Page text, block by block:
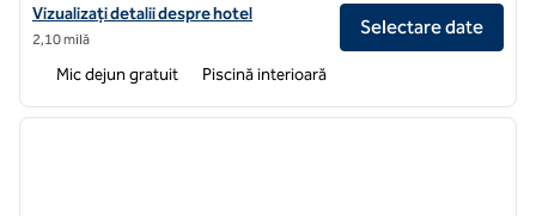
Vizualizați detaliile hotelului pentru Hampton Inn & Suites
Vizualizați detalii despre hotel
2,10 milă
Selectare date
Mic dejun gratuit Piscină interioară
1 din 12